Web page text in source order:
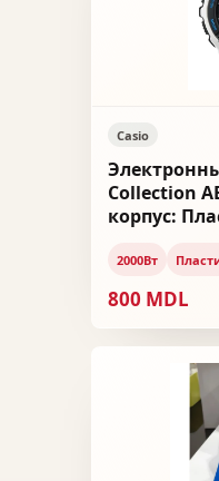
Casio
Collection
корпус:
2000Вт
800 MDL